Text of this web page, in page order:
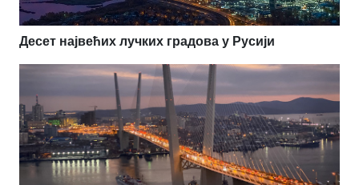
Десет највећих лучких градова у Русији